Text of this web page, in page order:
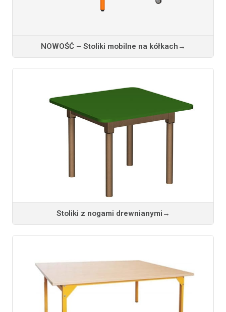
NOWOŚĆ – Stoliki mobilne na kółkach →
Stoliki z nogami drewnianymi →